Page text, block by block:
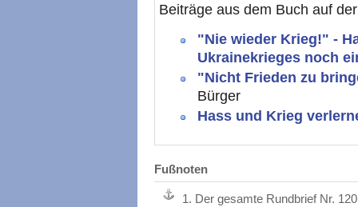
Beiträge aus dem Buch auf
"Nie wieder Krieg!" -
Ukrainekrieges noch
"Nicht Frieden zu
Bürger
Hass und Krieg
Fußnoten
1. Der gesamte Rundbrief Nr.